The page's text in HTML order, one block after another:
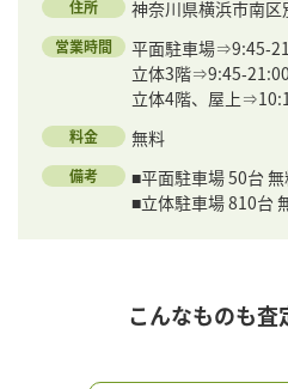
住所 神奈川県横浜市南
営業時間
平面駐車場
立体3階⇒9:45‐21:00
立体4階、屋上
料金 無料
備考
■平面駐車場 50台
■立体駐車場 810台
こんなものも査